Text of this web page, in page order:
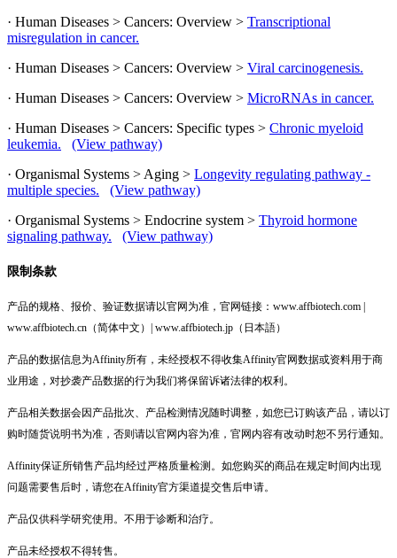
· Human Diseases > Cancers: Overview > Transcriptional
misregulation in cancer.
· Human Diseases > Cancers: Overview > Viral carcinogenesis.
· Human Diseases > Cancers: Overview > MicroRNAs in cancer.
· Human Diseases > Cancers: Specific types > Chronic myeloid
leukemia.
(View pathway)
· Organismal Systems > Aging > Longevity regulating pathway -
multiple species.
(View pathway)
· Organismal Systems > Endocrine system > Thyroid hormone
signaling pathway.
(View pathway)
限制条款
产品的规格、报价、验证数据请以官网为准，官网链接：www.affbiotech.com |
www.affbiotech.cn（简体中文）| www.affbiotech.jp（日本語）
产品的数据信息为Affinity所有，未经授权不得收集Affinity官网数据或资料用于商
业用途，对抄袭产品数据的行为我们将保留诉诸法律的权利。
产品相关数据会因产品批次、产品检测情况随时调整，如您已订购该产品，请以订
购时随货说明书为准，否则请以官网内容为准，官网内容有改动时恕不另行通知。
Affinity保证所销售产品均经过严格质量检测。如您购买的商品在规定时间内出现
问题需要售后时，请您在Affinity官方渠道提交售后申请。
产品仅供科学研究使用。不用于诊断和治疗。
产品未经授权不得转售。